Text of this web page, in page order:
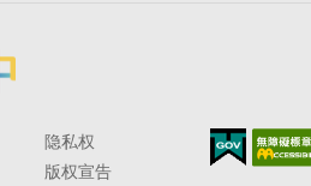
隐私权
版权宣告